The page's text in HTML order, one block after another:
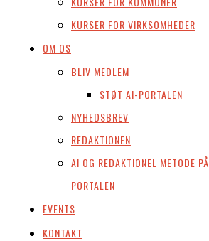
KURSER FOR VIRKSOMHEDER
OM OS
BLIV MEDLEM
STØT AI-PORTALEN
NYHEDSBREV
REDAKTIONEN
AI OG REDAKTIONEL METODE
PORTALEN
EVENTS
KONTAKT